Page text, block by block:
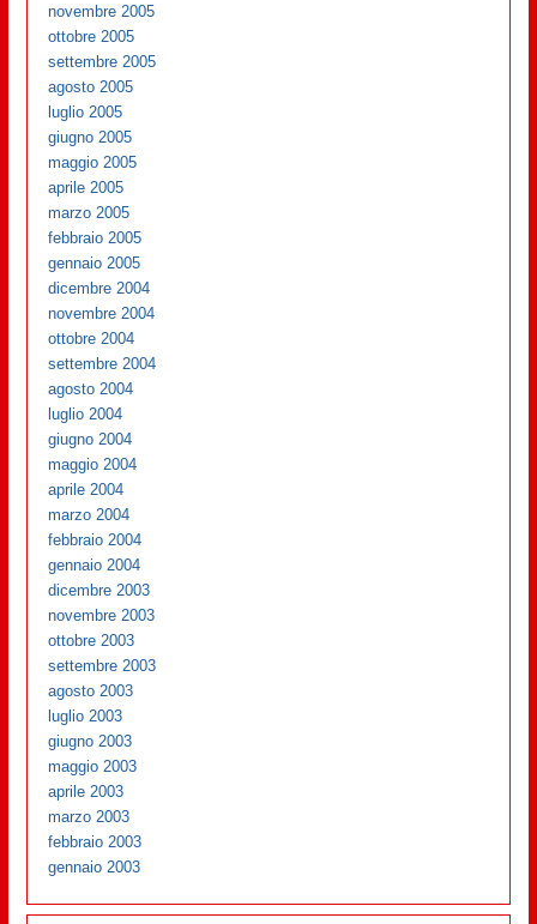
novembre 2005
ottobre 2005
settembre 2005
agosto 2005
luglio 2005
giugno 2005
maggio 2005
aprile 2005
marzo 2005
febbraio 2005
gennaio 2005
dicembre 2004
novembre 2004
ottobre 2004
settembre 2004
agosto 2004
luglio 2004
giugno 2004
maggio 2004
aprile 2004
marzo 2004
febbraio 2004
gennaio 2004
dicembre 2003
novembre 2003
ottobre 2003
settembre 2003
agosto 2003
luglio 2003
giugno 2003
maggio 2003
aprile 2003
marzo 2003
febbraio 2003
gennaio 2003